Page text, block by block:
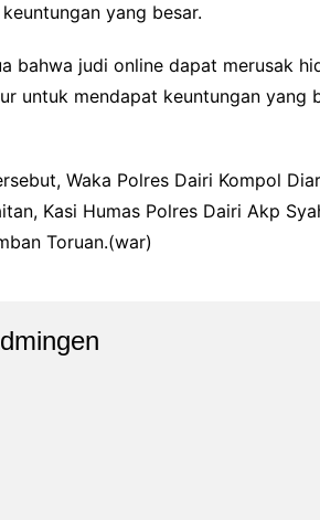
yang besar.
bahwa judi online dapat merusak
untuk mendapat keuntungan yang
Waka Polres Dairi Kompol
Kasi Humas Polres Dairi Akp
Toruan.(war)